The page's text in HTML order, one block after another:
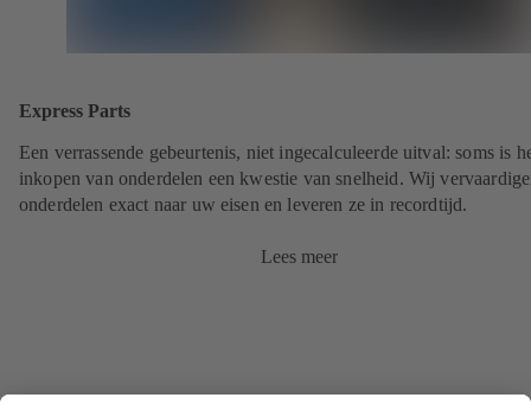
Express Parts
Een verrassende gebeurtenis, niet ingecalculeerde uitval: soms is
inkopen van onderdelen een kwestie van snelheid. Wij
onderdelen exact naar uw eisen en leveren ze in recordtijd.
Lees meer